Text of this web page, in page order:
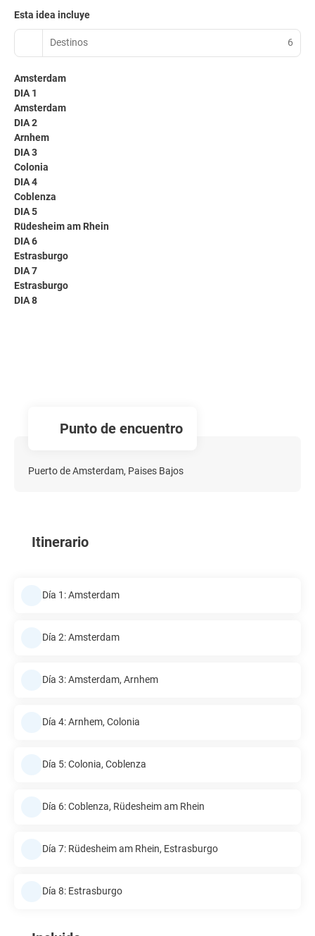
Esta idea incluye
Destinos 6
Amsterdam
DIA 1
Amsterdam
DIA 2
Arnhem
DIA 3
Colonia
DIA 4
Coblenza
DIA 5
Rüdesheim am Rhein
DIA 6
Estrasburgo
DIA 7
Estrasburgo
DIA 8
Punto de encuentro
Puerto de Amsterdam, Paises Bajos
Itinerario
Día 1: Amsterdam
Día 2: Amsterdam
Día 3: Amsterdam, Arnhem
Día 4: Arnhem, Colonia
Día 5: Colonia, Coblenza
Día 6: Coblenza, Rüdesheim am Rhein
Día 7: Rüdesheim am Rhein, Estrasburgo
Día 8: Estrasburgo